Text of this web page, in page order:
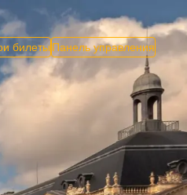
билеты Панель управления